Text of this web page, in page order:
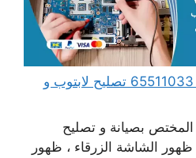
مهندس كمبيوتر الصليبية 65511033 تصليح لابتوب و
المختص بصيانة و تصليح
الشاشة الزرقاء ، ظهور